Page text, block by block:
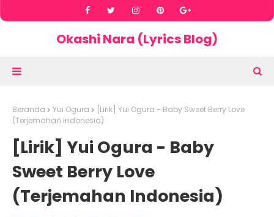
Okashi Nara (Lyrics Blog)
Beranda Yui Ogura
[Lirik] Yui Ogura - Baby Sweet Berry Love
(Terjemahan Indonesia)
[Lirik] Yui Ogura - Baby
Sweet Berry Love
(Terjemahan Indonesia)